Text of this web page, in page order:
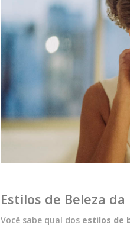
Estilos de Beleza
Você sabe qual dos estilos de